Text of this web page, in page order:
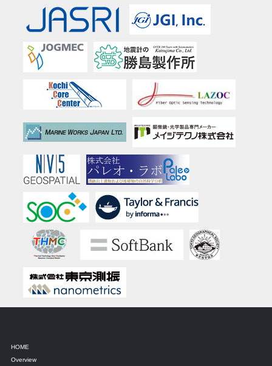
HOME
Overview